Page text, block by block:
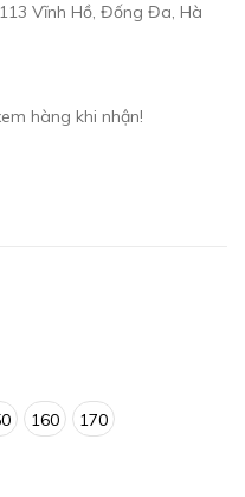
Vĩnh Hồ, Đống Đa, Hà
hàng khi nhận!
160 170